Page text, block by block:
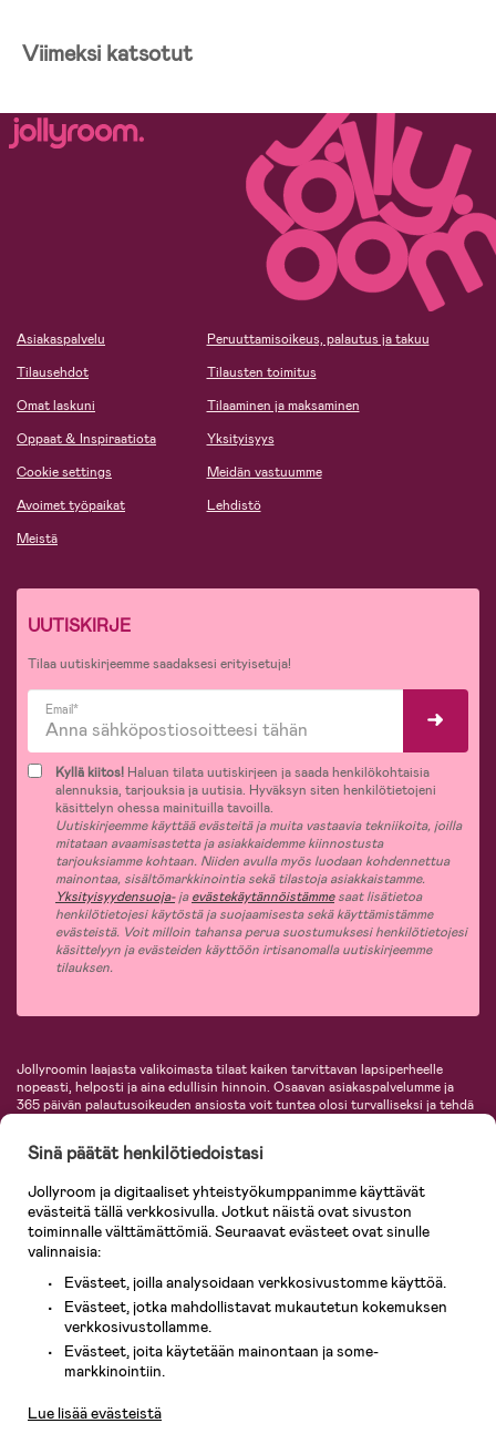
Viimeksi katsotut
Asiakaspalvelu
Tilausehdot
Omat laskuni
Oppaat & Inspiraatiota
Cookie settings
Avoimet työpaikat
Meistä
Peruuttamisoikeus, palautus ja takuu
Tilausten toimitus
Tilaaminen ja maksaminen
Yksityisyys
Meidän vastuumme
Lehdistö
UUTISKIRJE
Tilaa uutiskirjeemme saadaksesi erityisetuja!
Email*
Kyllä kiitos! Haluan tilata uutiskirjeen ja saada henkilökohtaisia
alennuksia, tarjouksia ja uutisia. Hyväksyn siten henkilötietojeni
käsittelyn ohessa mainituilla tavoilla.
Uutiskirjeemme käyttää evästeitä ja muita vastaavia tekniikoita, joilla
mitataan avaamisastetta ja asiakkaidemme kiinnostusta
tarjouksiamme kohtaan. Niiden avulla myös luodaan kohdennettua
mainontaa, sisältömarkkinointia sekä tilastoja asiakkaistamme.
Yksityisyydensuoja-jaevästekäytännöistämmesaat lisätietoa
henkilötietojesi käytöstä ja suojaamisesta sekä käyttämistämme
evästeistä. Voit milloin tahansa perua suostumuksesi henkilötietojesi
käsittelyyn ja evästeiden käyttöön irtisanomalla uutiskirjeemme
tilauksen.
Jollyroomin laajasta valikoimasta tilaat kaiken tarvittavan lapsiperheelle
nopeasti, helposti ja aina edullisin hinnoin. Osaavan asiakaspalvelumme ja
365 päivän palautusoikeuden ansiosta voit tuntea olosi turvalliseksi ja tehdä
lastentarvikkeita sekä paljon muuta. Meiltä löydät lukuisia tunnettuja
KidKraft, Ergobaby, Philips Avent, Neonate, Cybex, LEGO ja monia muita!
Tervetuloa shoppailemaan Pohjoismaiden suurimpaan lastentarvikkeiden
verkkokauppaan!
Sinä päätät henkilötiedoistasi
Jollyroom ja digitaaliset yhteistyökumppanimme käyttävät
evästeitä tällä verkkosivulla. Jotkut näistä ovat sivuston
toiminnalle välttämättömiä. Seuraavat evästeet ovat sinulle
valinnaisia:
Evästeet, joilla analysoidaan verkkosivustomme käyttöä.
Evästeet, jotka mahdollistavat mukautetun kokemuksen
verkkosivustollamme.
Evästeet, joita käytetään mainontaan ja some-
markkinointiin.
Lue lisää evästeistä